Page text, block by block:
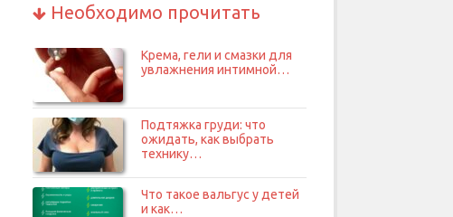
Необходимо прочитать
Крема, гели и смазки для
увлажнения интимной…
Подтяжка груди: что
ожидать, как выбрать
технику…
Что такое вальгус у детей
и как…